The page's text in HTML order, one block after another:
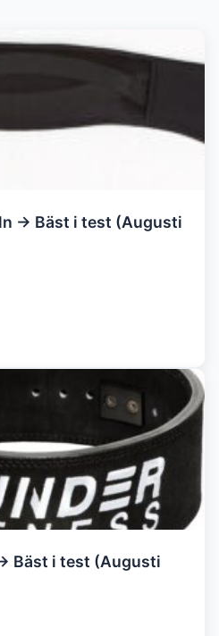
→ Bäst i test (Augusti
Bäst i test (Augusti